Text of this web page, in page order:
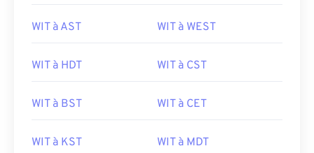
WIT à AST WIT à WEST
WIT à HDT WIT à CST
WIT à BST WIT à CET
WIT à KST WIT à MDT